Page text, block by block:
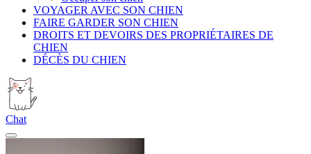
VOYAGER AVEC SON CHIEN
FAIRE GARDER SON CHIEN
DROITS ET DEVOIRS DES PROPRIÉTAIRES DE
CHIEN
DÉCÈS DU CHIEN
Chat